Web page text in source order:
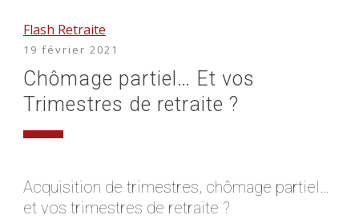
Flash Retraite
19 février 2021
Chômage partiel… Et vos
Trimestres de retraite ?
Acquisition de trimestres, chômage partiel…
et vos trimestres de retraite ?